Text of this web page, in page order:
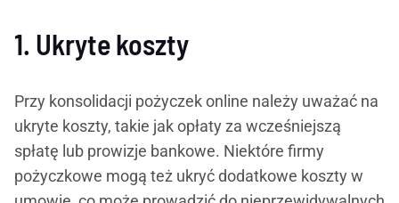
1. Ukryte koszty
Przy konsolidacji pożyczek online należy uważać na
ukryte koszty, takie jak opłaty za wcześniejszą
spłatę lub prowizje bankowe. Niektóre firmy
pożyczkowe mogą też ukryć dodatkowe koszty w